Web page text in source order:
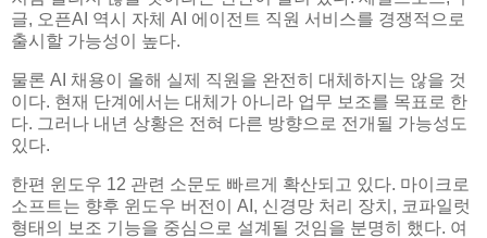
글, 오픈AI 역시 자체 AI 에이전트 직원 서비스를 경쟁적으로
출시할 가능성이 높다.
물론 AI 채용이 올해 실제 직원을 완전히 대체하지는 않을 것
이다. 현재 단계에서는 대체가 아니라 업무 보조를 목표로 한
다. 그러나 내년 상황은 전혀 다른 방향으로 전개될 가능성도
있다.
한편 윈도우 12 관련 소문도 빠르게 확산되고 있다. 마이크로
소프트는 향후 윈도우 버전이 AI, 신경망 처리 장치, 코파일럿
형태의 보조 기능을 중심으로 설계될 것임을 분명히 했다. 여